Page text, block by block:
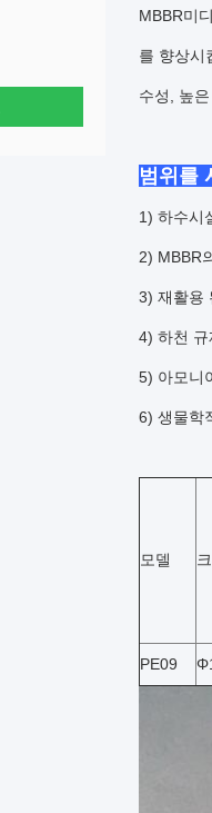
MBBR미
를 향상시
수성, 높
범위를
1) 하수시
2) MBBR
3) 재활용
4) 하천
5) 아모니
6) 생물학
모델
PE09